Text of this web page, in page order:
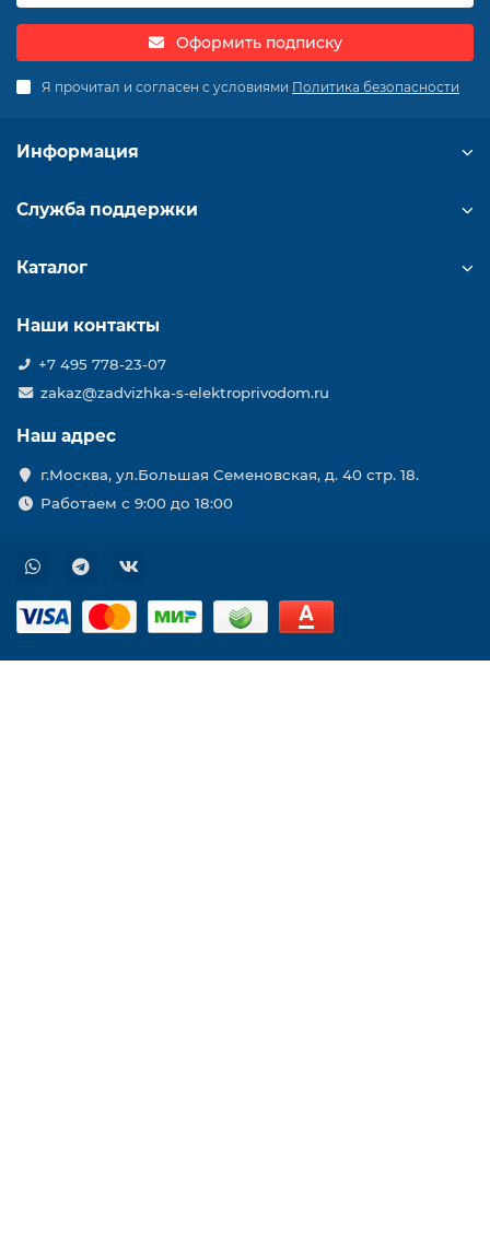
Оформить подписку
Я прочитал и согласен с условиями Политика безопасности
Информация
Служба поддержки
Каталог
Наши контакты
+7 495 778-23-07
zakaz@zadvizhka-s-elektroprivodom.ru
Наш адрес
г.Москва, ул.Большая Семеновская, д. 40 стр. 18.
Работаем с 9:00 до 18:00